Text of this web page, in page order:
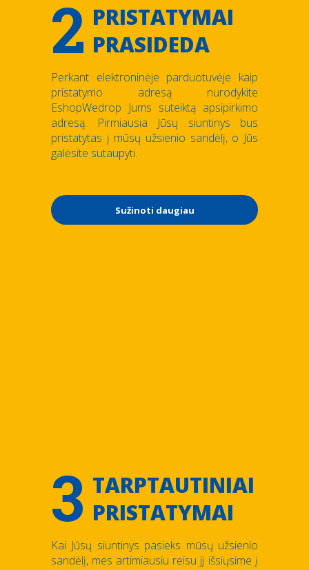
2 PRISTATYMAI
PRASIDEDA
Perkant elektroninėje parduotuvėje kaip
pristatymo adresą nurodykite
EshopWedrop Jums suteiktą apsipirkimo
adresą. Pirmiausia Jūsų siuntinys bus
pristatytas į mūsų užsienio sandėlį, o Jūs
galėsite sutaupyti.
Sužinoti daugiau
3 TARPTAUTINIAI
PRISTATYMAI
Kai Jūsų siuntinys pasieks mūsų užsienio
sandėlį, mes artimiausiu reisu jį išsiųsime į